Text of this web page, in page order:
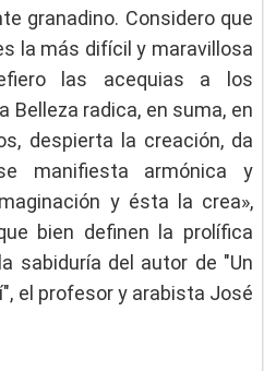
granadino. Considero que
la más difícil y maravillosa
las acequias a los
Belleza radica, en suma, en
despierta la creación, da
manifiesta armónica y
y ésta la crea»,
bien definen la prolífica
sabiduría del autor de "Un
el profesor y arabista José